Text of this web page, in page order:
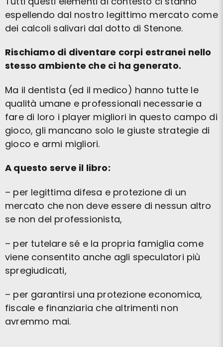
espellendo dal nostro legittimo mercato come
dei calcoli salivari dal dotto di Stenone.
Rischiamo di diventare corpi estranei nello
stesso ambiente che ci ha generato.
Ma il dentista (ed il medico) hanno tutte le
qualità umane e professionali necessarie a
fare di loro i player migliori in questo campo di
gioco, gli mancano solo le giuste strategie di
gioco e armi migliori.
A questo serve il libro:
– per legittima difesa e protezione di un
mercato che non deve essere di nessun altro
se non del professionista,
– per tutelare sé e la propria famiglia come
viene consentito anche agli speculatori più
spregiudicati,
– per garantirsi una protezione economica,
fiscale e finanziaria che altrimenti non
avremmo mai.